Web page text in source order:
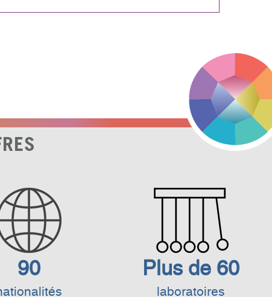
90 Plus de 60
laboratoires